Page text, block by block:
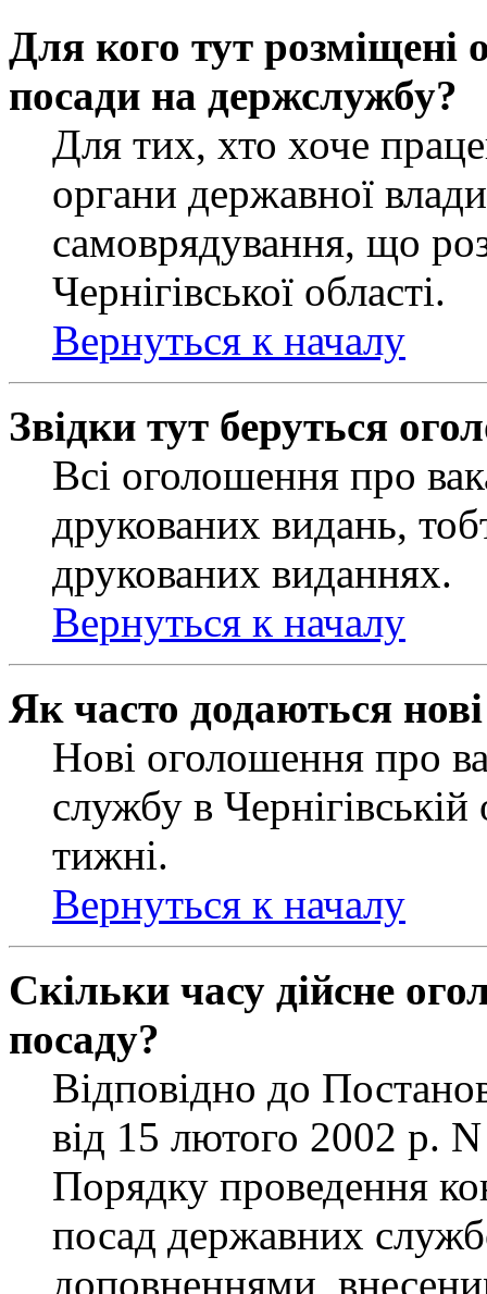
Для кого тут розміщені
посади на держслужбу?
Для тих, хто хоче
органи державної
самоврядування, що
Чернігівської області.
Вернуться к началу
Звідки тут беруться
Всі оголошення про
друкованих видань,
друкованих виданнях.
Вернуться к началу
Як часто додаються
Нові оголошення про
службу в
тижні.
Вернуться к началу
Скільки часу дійсне
посаду?
Відповідно до
від 15 лютого 2002 р.
Порядку проведення
посад державних
доповненнями,